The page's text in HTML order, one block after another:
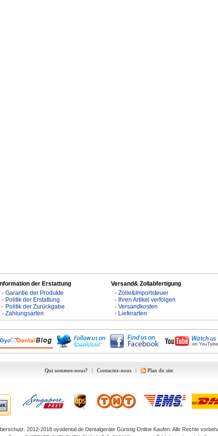
Information der Erstattung
Garantie der Produkte
Politik der Erstattung
Politik der Zurückgabe
Zahlungsarten
Versand& Zollabfertigung
Zölle&Importsteuer
Ihren Artikel verfolgen
Versandkosten
Lieferarten
Qui sommes-nous? | Contactez-nous | Plan du site
2012-2018 oyodental.de Dentalgeräte Günstig Online Kaufen. Alle Rechte